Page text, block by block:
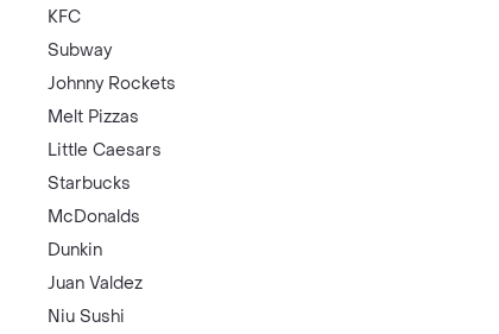
KFC
Subway
Johnny Rockets
Melt Pizzas
Little Caesars
Starbucks
McDonalds
Dunkin
Juan Valdez
Niu Sushi